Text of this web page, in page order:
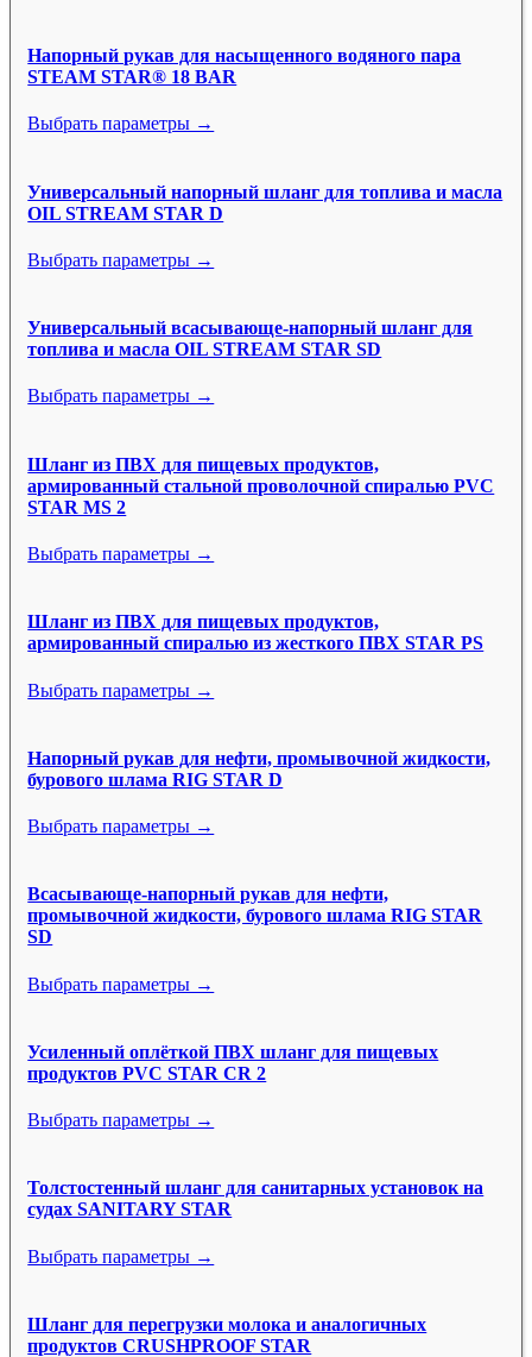
Напорный рукав для насыщенного водяного пара
STEAM STAR® 18 BAR
Выбрать параметры →
Универсальный напорный шланг для топлива и масла
OIL STREAM STAR D
Выбрать параметры →
Универсальный всасывающе-напорный шланг для
топлива и масла OIL STREAM STAR SD
Выбрать параметры →
Шланг из ПВХ для пищевых продуктов,
армированный стальной проволочной спиралью PVC
STAR MS 2
Выбрать параметры →
Шланг из ПВХ для пищевых продуктов,
армированный спиралью из жесткого ПВХ STAR PS
Выбрать параметры →
Напорный рукав для нефти, промывочной жидкости,
бурового шлама RIG STAR D
Выбрать параметры →
Всасывающе-напорный рукав для нефти,
промывочной жидкости, бурового шлама RIG STAR
SD
Выбрать параметры →
Усиленный оплёткой ПВХ шланг для пищевых
продуктов PVC STAR CR 2
Выбрать параметры →
Толстостенный шланг для санитарных установок на
судах SANITARY STAR
Выбрать параметры →
Шланг для перегрузки молока и аналогичных
продуктов CRUSHPROOF STAR